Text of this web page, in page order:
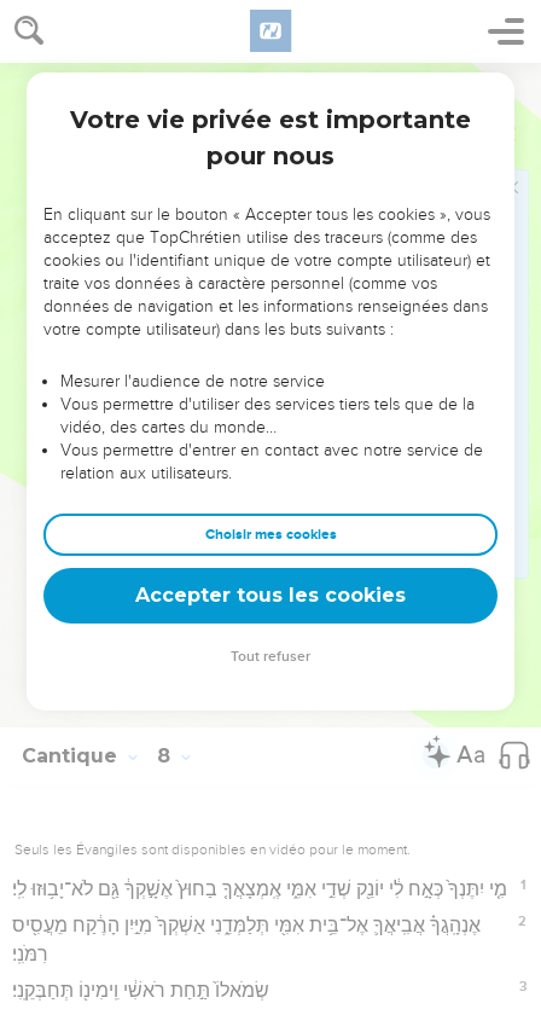
Cantique 7
5
צַוָּארֵ֖ךְ כְּמִגְדַּ֣ל הַשֵּׁ֑ן עֵינַ֜יִךְ בְּרֵכ֣וֹת בְּחֶשְׁבּ֗וֹן עַל־שַׁ֙עַר֙ בַּת־רַבִּ֔ים אַפֵּךְ֙
רֹאשֵׁ֤ךְ עָלַ֙יִךְ֙ כַּכַּרְמֶ֔ל וְדַלַּ֥ת רֹאשֵׁ֖ךְ כָּאַרְגָּמָ֑ן מֶ֖לֶךְ אָס֥וּר בָּרְהָטִֽים׃
מַה־יָּפִית֙ וּמַה־נָּעַ֔מְתְּ אַהֲבָ֖ה בַּתַּֽעֲנוּגִֽים׃
זֹ֤את קֽוֹמָתֵךְ֙ דָּֽמְתָ֣ה לְתָמָ֔ר וְשָׁדַ֖יִךְ לְאַשְׁכֹּלֽוֹת׃
הַגֶּ֔פֶן וְרֵ֥יחַ אַפֵּ֖ךְ כַּתַּפּוּחִֽים׃
Elle
וְחִכֵּ֕ךְ כְּיֵ֥ין הַטּ֛וֹב הוֹלֵ֥ךְ לְדוֹדִ֖י לְמֵישָׁרִ֑ים דּוֹבֵ֖ב שִׂפְתֵ֥י יְשֵׁנִֽים׃
לְכָ֤ה דוֹדִי֙ נֵצֵ֣א הַשָּׂדֶ֔ה נָלִ֖ינָה בַּכְּפָרִֽים׃
הָרִמּוֹנִ֑ים שָׁ֛ם אֶתֵּ֥ן אֶת־דֹּדַ֖י לָֽךְ׃
הַֽדּוּדָאִ֣ים נָֽתְנוּ־רֵ֗יחַ וְעַל־פְּתָחֵ֙ינוּ֙ כָּל־מְגָדִ֔ים חֲדָשִׁ֖ים גַּם־יְשָׁנִ֑ים דּוֹדִ֖י
צָפַ֥נְתִּי לָֽךְ׃
Hébreu : © Westminster Leningrad Codex - tanach.us --- Grec : © 2010 by the
Cantique 8
Seuls les Évangiles sont disponibles en vidéo pour le moment.
1 מִ֤י יִתֶּנְךָ֙ כְּאָ֣ח לִ֔י יוֹנֵ֖ק שְׁדֵ֣י אִמִּ֑י אֶֽמְצָאֲךָ֤ בַחוּץ֙ אֶשָׁ֣קְךָ֔ גַּ֖ם לֹא־יָב֥וּזוּ לִֽי׃
2
אֶנְהָֽגֲךָ֗ אֲבִֽיאֲךָ֛ אֶל־בֵּ֥ית אִמִּ֖י תְּלַמְּדֵ֑נִי אַשְׁקְךָ֙ מִיַּ֣יִן הָרֶ֔קַח מֵעֲסִ֖יס
רִמֹּנִֽי׃
3 שְׂמֹאלוֹ֙ תַּ֣חַת רֹאשִׁ֔י וִֽימִינ֖וֹ תְּחַבְּקֵֽנִי׃
Votre vie privée est importante
pour nous
En cliquant sur le bouton « Accepter tous les cookies », vous
acceptez que TopChrétien utilise des traceurs (comme des
cookies ou l'identifiant unique de votre compte utilisateur) et
traite vos données à caractère personnel (comme vos
données de navigation et les informations renseignées dans
votre compte utilisateur) dans les buts suivants :
Mesurer l'audience de notre service
Vous permettre d'utiliser des services tiers tels que de la
vidéo, des cartes du monde…
Vous permettre d'entrer en contact avec notre service de
relation aux utilisateurs.
Choisir mes cookies
Accepter tous les cookies
Tout refuser